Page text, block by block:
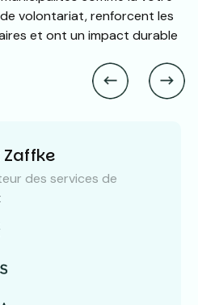
volontariat, renforcent les
et ont un impact durable
des services de